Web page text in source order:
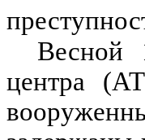
Весной
центра